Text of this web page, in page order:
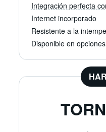
Integración perfecta
Configuración fácil,
Una solución todo en
Internet incorporado
Resistente a la
Disponible en